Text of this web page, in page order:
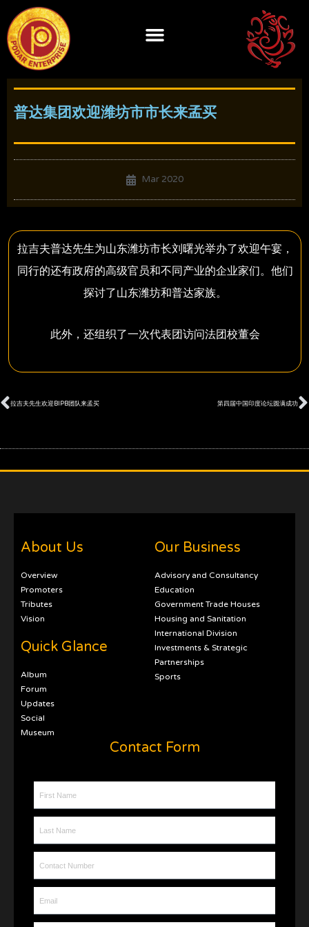
content
普达集团欢迎潍坊市市长来孟买
Mar 2020
拉吉夫普达先生为山东潍坊市长刘曙光举办了欢迎午宴，
同行的还有政府的高级官员和不同产业的企业家们。他们
探讨了山东潍坊和普达家族。
此外，还组织了一次代表团访问法团校董会
Prev
拉吉夫先生欢迎BIPB团队来孟买 第四届中国印度论坛圆满成功
About Us
Overview
Promoters
Tributes
Vision
Quick Glance
Album
Forum
Updates
Social
Museum
Our Business
Advisory and Consultancy
Education
Government Trade Houses
Housing and Sanitation
International Division
Investments & Strategic
Partnerships
Sports
Contact Form
First Name
Last Name
Contact Number
Email
Message